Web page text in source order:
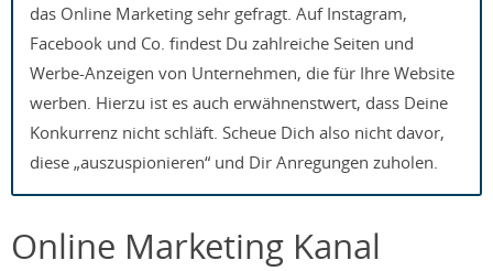
das Online Marketing sehr gefragt. Auf Instagram,
Facebook und Co. findest Du zahlreiche Seiten und
Werbe-Anzeigen von Unternehmen, die für Ihre Website
werben. Hierzu ist es auch erwähnenstwert, dass Deine
Konkurrenz nicht schläft. Scheue Dich also nicht davor,
diese „auszuspionieren“ und Dir Anregungen zuholen.
Online Marketing Kanal